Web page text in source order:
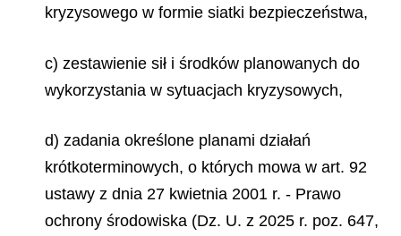
kryzysowego w formie siatki bezpieczeństwa,
c) zestawienie sił i środków planowanych do
wykorzystania w sytuacjach kryzysowych,
d) zadania określone planami działań
krótkoterminowych, o których mowa w art. 92
ustawy z dnia 27 kwietnia 2001 r. - Prawo
ochrony środowiska (Dz. U. z 2025 r. poz. 647,